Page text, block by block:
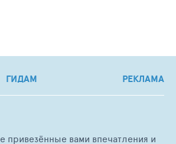
ГИДАМ РЕКЛАМА
привезённые вами впечатления и